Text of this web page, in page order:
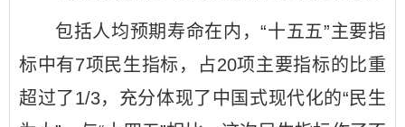
包括人均预期寿命在内，“十五五”主要指
标中有7项民生指标，占20项主要指标的比重
超过了1/3，充分体现了中国式现代化的“民生